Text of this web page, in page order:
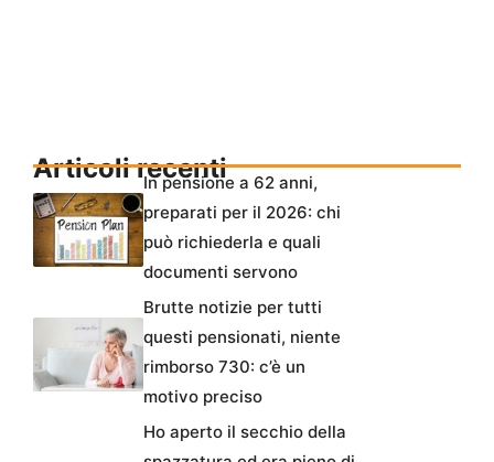
Articoli recentiIn pensione a 62 anni,
preparati per il 2026: chi
può richiederla e quali
documenti servono
Brutte notizie per tutti
questi pensionati, niente
rimborso 730: c’è un
motivo preciso
Ho aperto il secchio della